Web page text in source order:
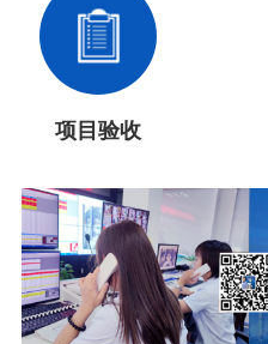
项目验收